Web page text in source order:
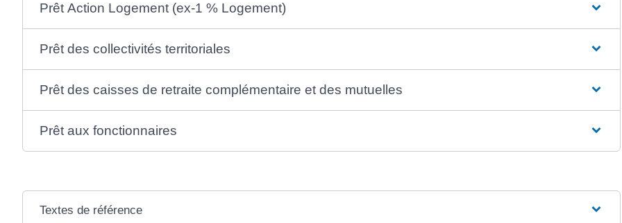
Prêt Action Logement (ex-1 % Logement)
Prêt des collectivités territoriales
Prêt des caisses de retraite complémentaire et des mutuelles
Prêt aux fonctionnaires
Textes de référence